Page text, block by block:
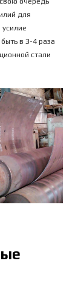
для
в 3-4 раза
стали